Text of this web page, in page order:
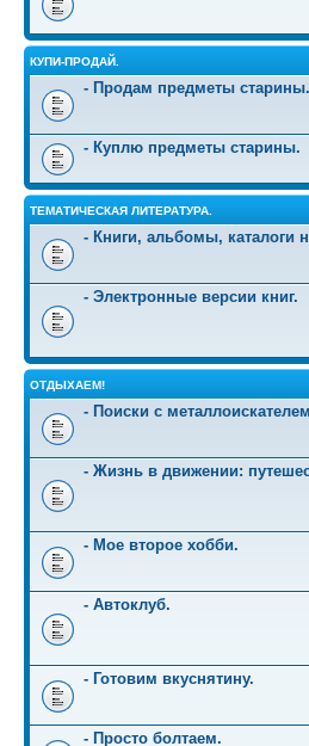
КУПИ-ПРОДАЙ.
- Продам предметы старины.
- Куплю предметы старины.
ТЕМАТИЧЕСКАЯ ЛИТЕРАТУРА.
- Книги, альбомы, каталоги
- Электронные версии книг.
ОТДЫХАЕМ!
- Поиски с
- Жизнь в движении:
- Мое второе хобби.
- Автоклуб.
- Готовим вкуснятину.
- Просто болтаем.